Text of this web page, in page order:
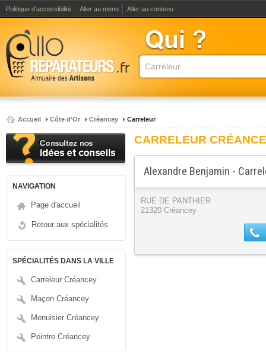
Politique d'accessibilité Aller au menu Aller au contenu
Accueil Côte d'Or Créancey Carreleur
NAVIGATION
Page d'accueil
Retour aux spécialités
SPÉCIALITÉS DANS LA VILLE
Carreleur Créancey
Maçon Créancey
Menuisier Créancey
Peintre Créancey
CARRELEUR
Alexandre Benjamin -
RUE DE PANTHIER
21320 Créancey